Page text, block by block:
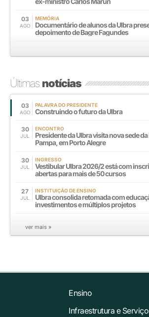
03
AGO
MEMÓRIA
Documentário de alunos da Ulbra
depoimento de Bagre Fagundes
Últimasnotícias
03
AGO
PALAVRA DO PRESIDENTE
Construindo o futuro da Ulbra
30
JUL
ENCONTRO
Presidente da Ulbra visita nova sede da
Pampa, em Porto Alegre
30
JUL
INGRESSO
Vestibular Ulbra 2026/2 está com
abertas para mais de 50 cursos
27
JUL
INSTITUIÇÃO DE ENSINO
Ulbra consolida retomada com
investimentos e múltiplos projetos
ver mais »
Ensino
Infraestrutura e